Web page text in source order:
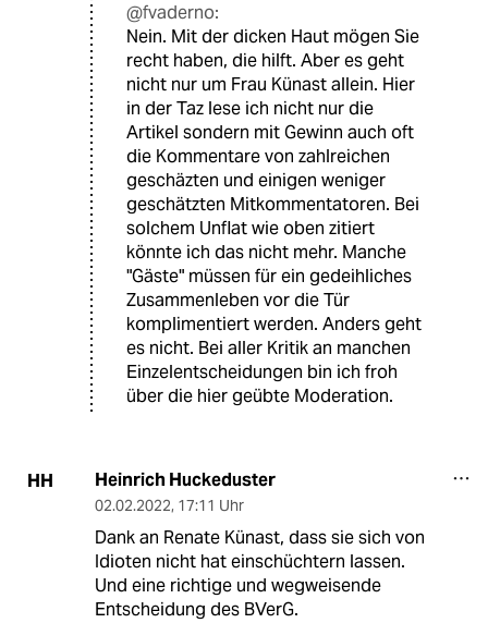
@fvaderno:
Nein. Mit der dicken Haut mögen Sie
recht haben, die hilft. Aber es geht
nicht nur um Frau Künast allein. Hier
in der Taz lese ich nicht nur die
Artikel sondern mit Gewinn auch oft
die Kommentare von zahlreichen
geschäzten und einigen weniger
geschätzten Mitkommentatoren. Bei
solchem Unflat wie oben zitiert
könnte ich das nicht mehr. Manche
"Gäste" müssen für ein gedeihliches
Zusammenleben vor die Tür
komplimentiert werden. Anders geht
es nicht. Bei aller Kritik an manchen
Einzelentscheidungen bin ich froh
über die hier geübte Moderation.
HH Heinrich Huckeduster
02.02.2022, 17:11 Uhr
Dank an Renate Künast, dass sie sich von
Idioten nicht hat einschüchtern lassen.
Und eine richtige und wegweisende
Entscheidung des BVerG.